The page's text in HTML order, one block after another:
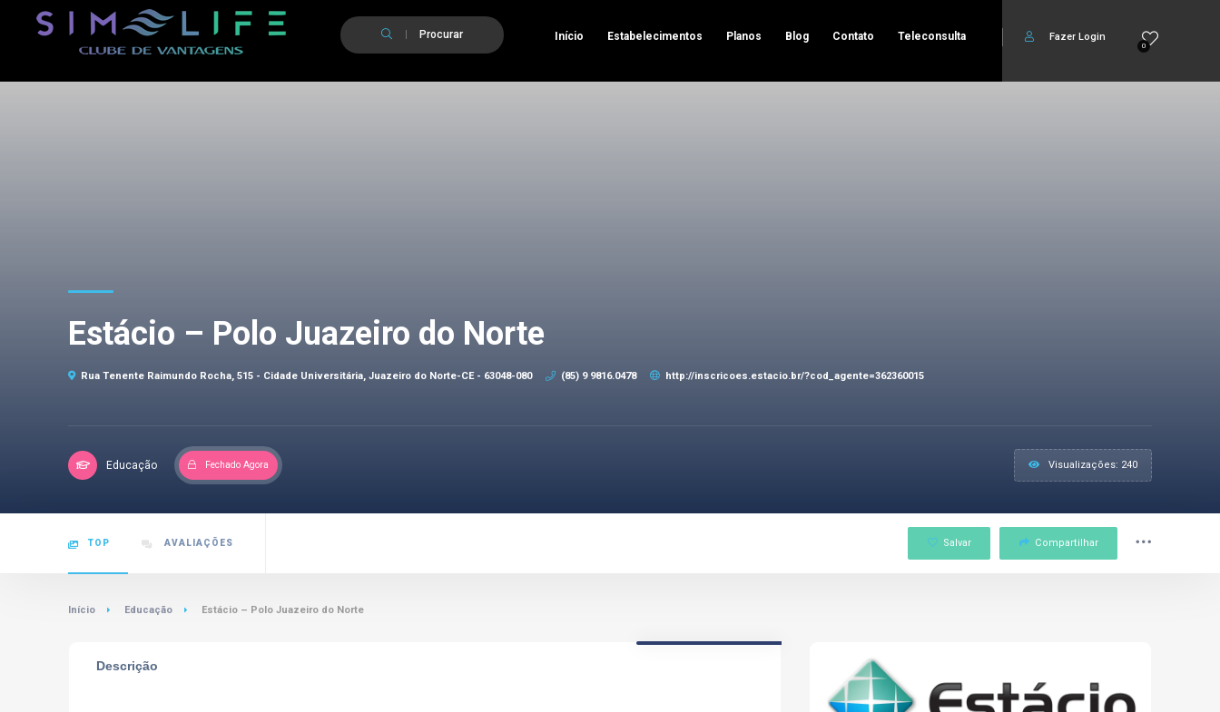
Procurar
0
Fazer Login
Início Estabelecimentos Planos Blog Contato Teleconsulta
Estácio – Polo Juazeiro do Norte
Rua Tenente Raimundo Rocha, 515 - Cidade Universitária, Juazeiro do Norte-CE - 63048-080 (85) 9 9816.0478 http://inscricoes.estacio.br/?cod_agente=362360015
Educação Fechado Agora Visualizações: 240
TOP AVALIAÇÕES Salvar Compartilhar
Início Educação Estácio – Polo Juazeiro do Norte
Descrição